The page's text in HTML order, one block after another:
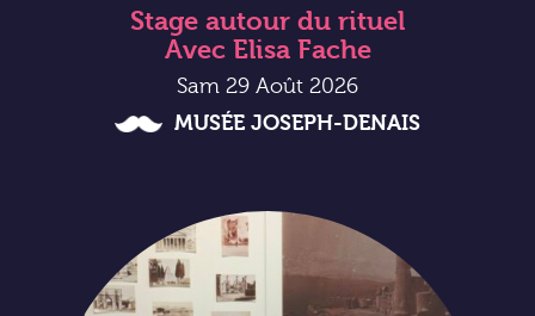
Stage autour du rituel
Avec Elisa Fache
Sam 29 Août 2026
MUSÉE JOSEPH-DENAIS